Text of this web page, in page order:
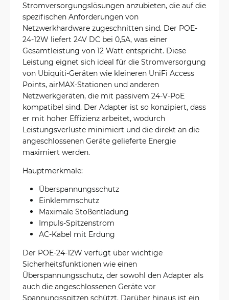
Stromversorgungslösungen anzubieten, die auf die
spezifischen Anforderungen von
Netzwerkhardware zugeschnitten sind. Der POE-
24-12W liefert 24V DC bei 0,5A, was einer
Gesamtleistung von 12 Watt entspricht. Diese
Leistung eignet sich ideal für die Stromversorgung
von Ubiquiti-Geräten wie kleineren UniFi Access
Points, airMAX-Stationen und anderen
Netzwerkgeräten, die mit passivem 24-V-PoE
kompatibel sind. Der Adapter ist so konzipiert, dass
er mit hoher Effizienz arbeitet, wodurch
Leistungsverluste minimiert und die direkt an die
angeschlossenen Geräte gelieferte Energie
maximiert werden.
Hauptmerkmale:
Überspannungsschutz
Einklemmschutz
Maximale Stoßentladung
Impuls-Spitzenstrom
AC-Kabel mit Erdung
Der POE-24-12W verfügt über wichtige
Sicherheitsfunktionen wie einen
Überspannungsschutz, der sowohl den Adapter als
auch die angeschlossenen Geräte vor
Spannungsspitzen schützt. Darüber hinaus ist ein